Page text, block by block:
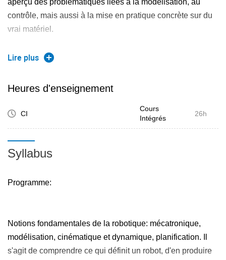
aperçu des problématiques liées à la modélisation, au
contrôle, mais aussi à la mise en pratique concrète sur du
vrai matériel.
Programme:
modélisation, cinématique et dynamique, planification. Il
s'agit de comprendre ce qui définit un robot, d'en produire
techniques classiques de contrôle.
Modèle cinématique (robot mobile)
Locomotion de robots à pattes
Utilisation de simulateur physique
Expérimentations sur des véritables robots
Lire plus
Heures d'enseignement
CI
Cours
Intégrés
26h
Syllabus
Programme:
Notions fondamentales de la robotique: mécatronique,
modélisation, cinématique et dynamique, planification. Il
s'agit de comprendre ce qui définit un robot, d'en produire